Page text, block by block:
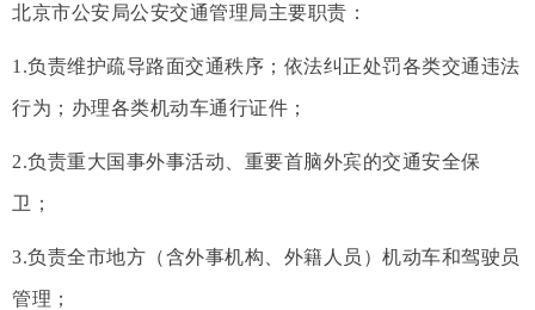
北京市公安局公安交通管理局主要职责：
1.负责维护疏导路面交通秩序；依法纠正处罚各类交通违法
行为；办理各类机动车通行证件；
2.负责重大国事外事活动、重要首脑外宾的交通安全保
卫；
3.负责全市地方（含外事机构、外籍人员）机动车和驾驶员
管理；